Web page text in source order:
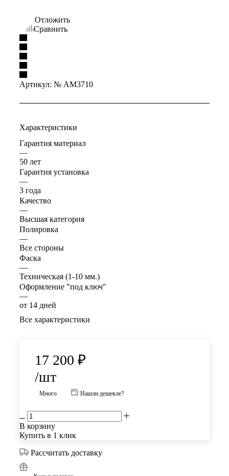
Отложить
Сравнить
Артикул: № AM3710
Характеристики
Гарантия материал
—
50 лет
Гарантия установка
—
3 года
Качество
—
Высшая категория
Полировка
—
Все стороны
Фаска
—
Техническая (1-10 мм.)
Оформление "под ключ"
—
от 14 дней
Все характеристики
17 200 ₽
/шт
Много Нашли дешевле?
В корзину
Купить в 1 клик
Рассчитать доставку